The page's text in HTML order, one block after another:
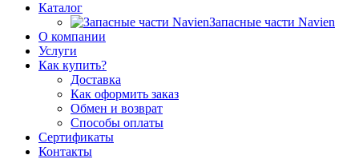
Каталог
Запасные части Navien
О компании
Услуги
Как купить?
Доставка
Как оформить заказ
Обмен и возврат
Способы оплаты
Сертификаты
Контакты